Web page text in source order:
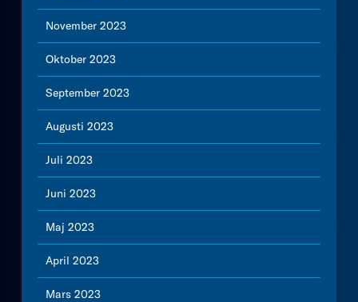
November 2023
Oktober 2023
September 2023
Augusti 2023
Juli 2023
Juni 2023
Maj 2023
April 2023
Mars 2023